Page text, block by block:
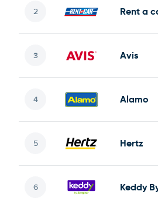
Rent a
Avis
Alamo
Hertz
Keddy